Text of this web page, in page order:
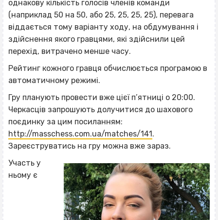
однакову кількість голосів членів команди
(наприклад 50 на 50, або 25, 25, 25, 25), перевага
віддається тому варіанту ходу, на обдумування і
здійснення якого гравцями, які здійснили цей
перехід, витрачено менше часу.
Рейтинг кожного гравця обчислюється програмою в
автоматичному режимі.
Гру планують провести вже цієї п’ятниці о 20:00.
Черкасців запрошують долучитися до шахового
поєдинку за цим посиланням:
http://masschess.com.ua/matches/141 .
Зареєструватись на гру можна вже зараз.
Участь у
ньому є